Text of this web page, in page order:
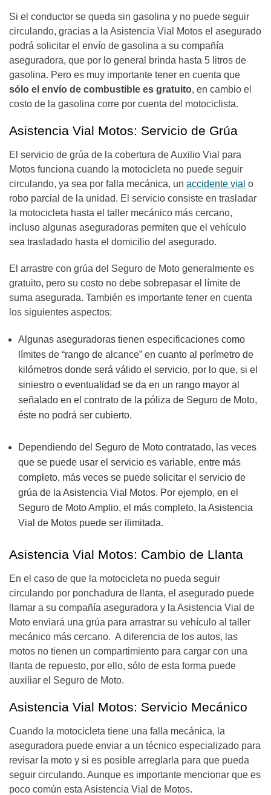
Si el conductor se queda sin gasolina y no puede seguir
circulando, gracias a la Asistencia Vial Motos el asegurado
podrá solicitar el envío de gasolina a su compañía
aseguradora, que por lo general brinda hasta 5 litros de
gasolina. Pero es muy importante tener en cuenta que
sólo el envío de combustible es gratuito, en cambio el
costo de la gasolina corre por cuenta del motociclista.
Asistencia Vial Motos: Servicio de Grúa
El servicio de grúa de la cobertura de Auxilio Vial para
Motos funciona cuando la motocicleta no puede seguir
circulando, ya sea por falla mecánica, un accidente vial o
robo parcial de la unidad. El servicio consiste en trasladar
la motocicleta hasta el taller mecánico más cercano,
incluso algunas aseguradoras permiten que el vehículo
sea trasladado hasta el domicilio del asegurado.
El arrastre con grúa del Seguro de Moto generalmente es
gratuito, pero su costo no debe sobrepasar el límite de
suma asegurada. También es importante tener en cuenta
los siguientes aspectos:
Algunas aseguradoras tienen especificaciones como
límites de “rango de alcance” en cuanto al perímetro de
kilómetros donde será válido el servicio, por lo que, si el
siniestro o eventualidad se da en un rango mayor al
señalado en el contrato de la póliza de Seguro de Moto,
éste no podrá ser cubierto.
Dependiendo del Seguro de Moto contratado, las veces
que se puede usar el servicio es variable, entre más
completo, más veces se puede solicitar el servicio de
grúa de la Asistencia Vial Motos. Por ejemplo, en el
Seguro de Moto Amplio, el más completo, la Asistencia
Vial de Motos puede ser ilimitada.
Asistencia Vial Motos: Cambio de Llanta
En el caso de que la motocicleta no pueda seguir
circulando por ponchadura de llanta, el asegurado puede
llamar a su compañía aseguradora y la Asistencia Vial de
Moto enviará una grúa para arrastrar su vehículo al taller
mecánico más cercano. A diferencia de los autos, las
motos no tienen un compartimiento para cargar con una
llanta de repuesto, por ello, sólo de esta forma puede
auxiliar el Seguro de Moto.
Asistencia Vial Motos: Servicio Mecánico
Cuando la motocicleta tiene una falla mecánica, la
aseguradora puede enviar a un técnico especializado para
revisar la moto y si es posible arreglarla para que pueda
seguir circulando. Aunque es importante mencionar que es
poco común esta Asistencia Vial de Motos.